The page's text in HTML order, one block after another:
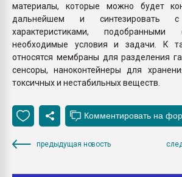
материалы, которые можно будет
дальнейшем и синтезировать с
характеристиками,
необходимые условия и задачи. К
относятся мембраны для разделения
сенсоры, наноконтейнеры для
токсичных и нестабильных веществ.
предыдущая новость